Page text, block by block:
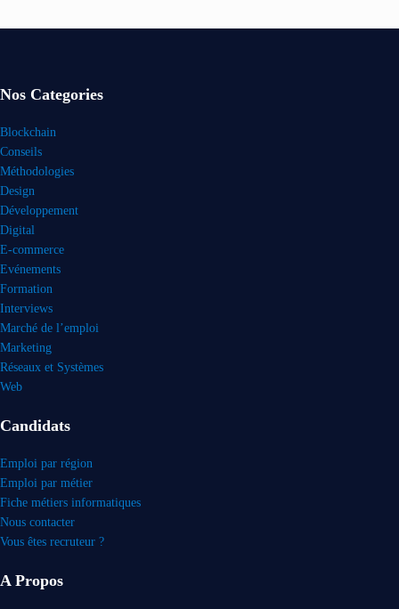
Nos Categories
Blockchain
Conseils
Méthodologies
Design
Développement
Digital
E-commerce
Evénements
Formation
Interviews
Marché de l’emploi
Marketing
Réseaux et Systèmes
Web
Candidats
Emploi par région
Emploi par métier
Fiche métiers informatiques
Nous contacter
Vous êtes recruteur ?
A Propos